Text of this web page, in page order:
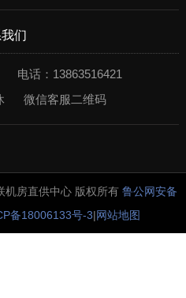
们
电话：13863516421
微信客服二维码
房直供中心 版权所有 鲁公网安备
备18006133号-3|网站地图